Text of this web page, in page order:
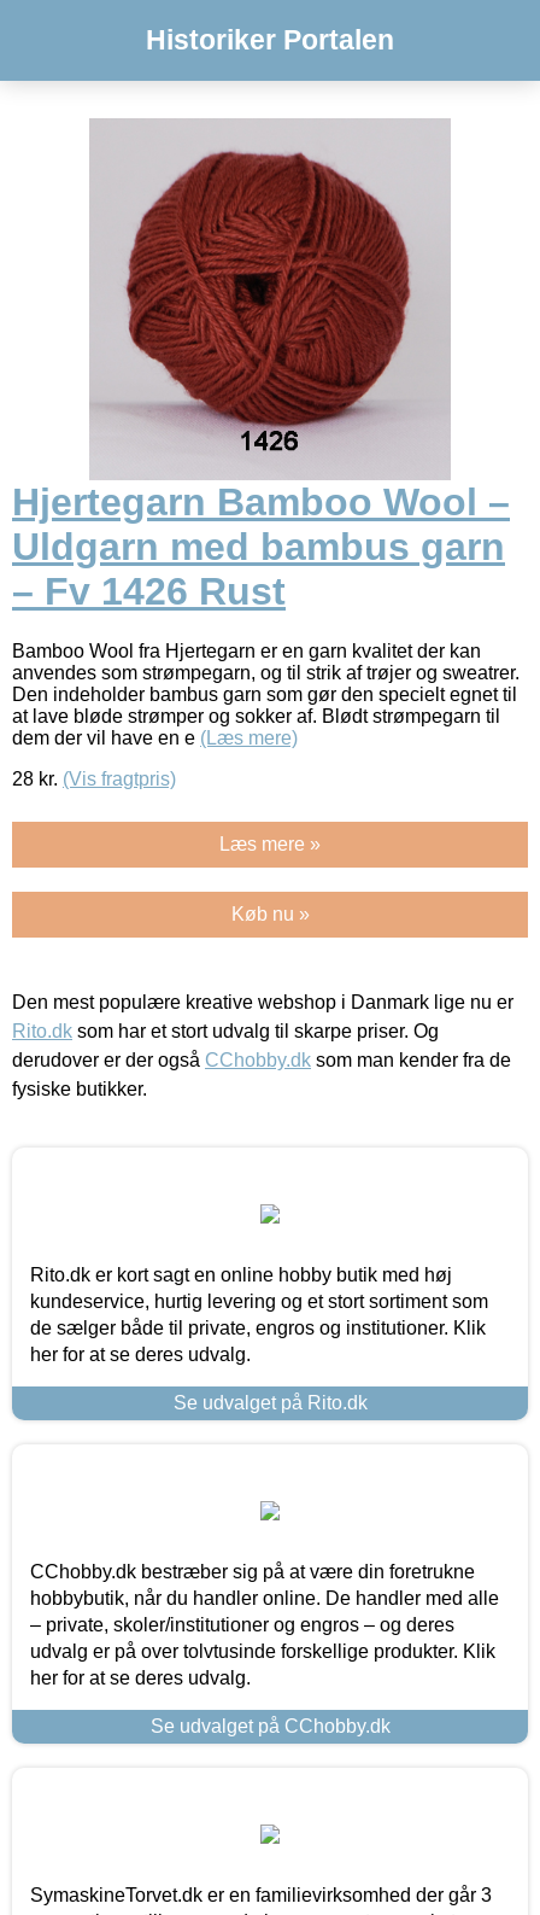
Historiker Portalen
Hjertegarn Bamboo Wool –
Uldgarn med bambus garn
– Fv 1426 Rust
Bamboo Wool fra Hjertegarn er en garn kvalitet der kan
anvendes som strømpegarn, og til strik af trøjer og sweatrer.
Den indeholder bambus garn som gør den specielt egnet til
at lave bløde strømper og sokker af. Blødt strømpegarn til
dem der vil have en e (Læs mere)
28 kr. (Vis fragtpris)
Læs mere »
Køb nu »
Den mest populære kreative webshop i Danmark lige nu er
Rito.dk som har et stort udvalg til skarpe priser. Og
derudover er der også CChobby.dk som man kender fra de
fysiske butikker.
Rito.dk er kort sagt en online hobby butik med høj
kundeservice, hurtig levering og et stort sortiment som
de sælger både til private, engros og institutioner. Klik
her for at se deres udvalg.
Se udvalget på Rito.dk
CChobby.dk bestræber sig på at være din foretrukne
hobbybutik, når du handler online. De handler med alle
– private, skoler/institutioner og engros – og deres
udvalg er på over tolvtusinde forskellige produkter. Klik
her for at se deres udvalg.
Se udvalget på CChobby.dk
SymaskineTorvet.dk er en familievirksomhed der går 3